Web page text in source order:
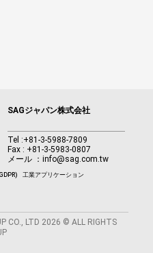
SAGジャパン株式会社
Tel :+81-3-5988-7809
Fax : +81-3-5983-0807
メール ：info@sag.com.tw
工業アプリケーション
CO., LTD 2026 © ALL RIGHTS